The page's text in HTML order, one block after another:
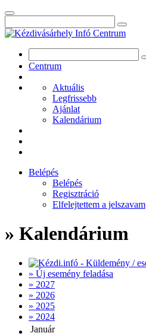
Centrum
Aktuális
Legfrissebb
Ajánlat
Kalendárium
Belépés
Belépés
Regisztráció
Elfelejtettem a jelszavam
» Kalendárium
» Új esemény feladása
» 2027
» 2026
» 2025
» 2024
Január